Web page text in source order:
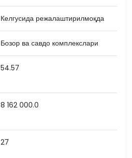
Келгусида режалаштирилмоқда
Бозор ва савдо комплекслари
54.57
8 162 000.0
27